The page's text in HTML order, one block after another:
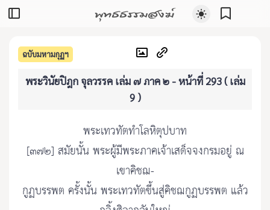
พุทธธรรมสงฆ์
ฉบับมหามกุฏฯ
พระวินัยปิฎก จุลวรรค เล่ม ๗ ภาค ๒ - หน้าที่ 293 ( เล่ม
9 )
พระเทวทัตทำโลหิตุปบาท
[๓๗๒] สมัยนั้น พระผู้มีพระภาคเจ้าเสด็จจงกรมอยู่ ณ
เขาคิชฌ-
กูฏบรรพต ครั้งนั้น พระเทวทัตขึ้นสู่คิชฌกูฏบรรพต แล้ว